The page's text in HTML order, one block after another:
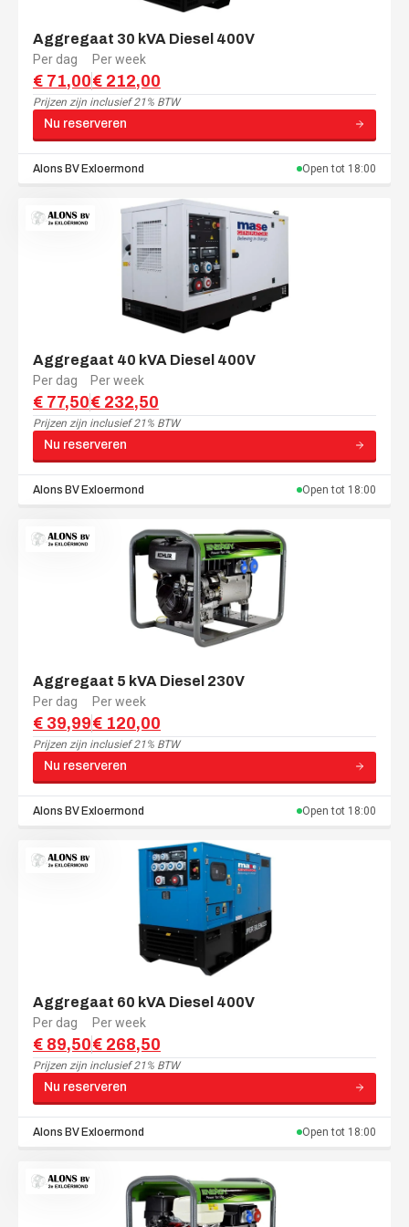
Aggregaat 30 kVA Diesel 400V
Per dag
€ 71,00
Per week
€ 212,00
Prijzen zijn inclusief 21% BTW
Nu reserveren
Alons BVExloermond Open tot 18:00
Aggregaat 40 kVA Diesel 400V
Per dag
€ 77,50
Per week
€ 232,50
Prijzen zijn inclusief 21% BTW
Nu reserveren
Alons BVExloermond Open tot 18:00
Aggregaat 5 kVA Diesel 230V
Per dag
€ 39,99
Per week
€ 120,00
Prijzen zijn inclusief 21% BTW
Nu reserveren
Alons BVExloermond Open tot 18:00
Aggregaat 60 kVA Diesel 400V
Per dag
€ 89,50
Per week
€ 268,50
Prijzen zijn inclusief 21% BTW
Nu reserveren
Alons BVExloermond Open tot 18:00